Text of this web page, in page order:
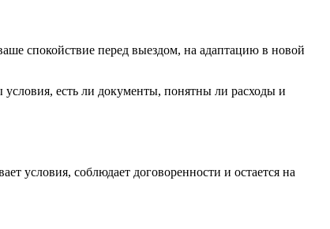
спокойствие перед выездом, на адаптацию в новой
есть ли документы, понятны ли расходы и
условия, соблюдает договоренности и остается на